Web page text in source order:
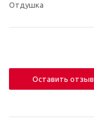
Отдушка
Оставить отзыв